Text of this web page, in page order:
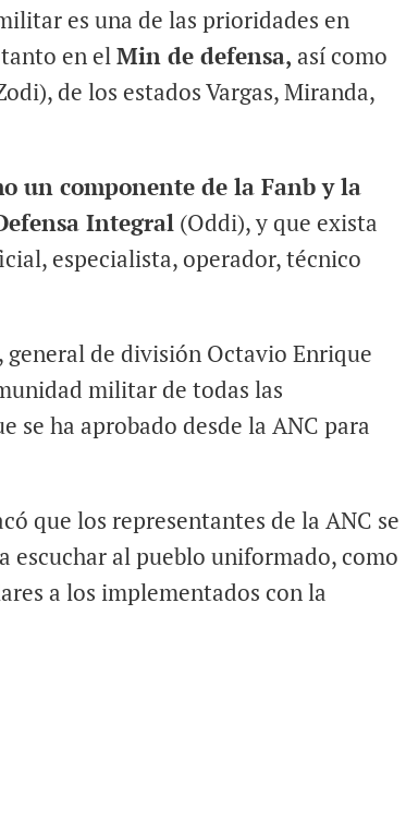
es una de las prioridades en
tanto en elMin de defensa, así como
de los estados Vargas, Miranda,
un componente de la Fanb y la
Integral (Oddi), y que exista
especialista, operador, técnico
de división Octavio Enrique
militar de todas las
se ha aprobado desde la ANC para
que los representantes de la ANC se
escuchar al pueblo uniformado, como
a los implementados con la